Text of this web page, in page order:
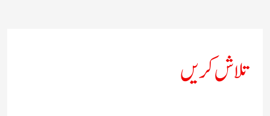
تلاش کریں